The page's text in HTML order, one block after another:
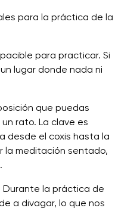
para la práctica de la
para practicar. Si
lugar donde nada ni
que puedas
rato. La clave es
desde el coxis hasta la
la meditación sentado,
Durante la práctica de
a divagar, lo que nos